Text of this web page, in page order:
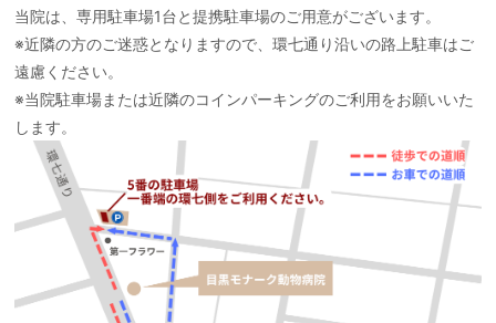
当院は、専用駐車場1台と提携駐車場のご用意がございます。
※近隣の方のご迷惑となりますので、環七通り沿いの路上駐車はご
遠慮ください。
※当院駐車場または近隣のコインパーキングのご利用をお願いいた
します。